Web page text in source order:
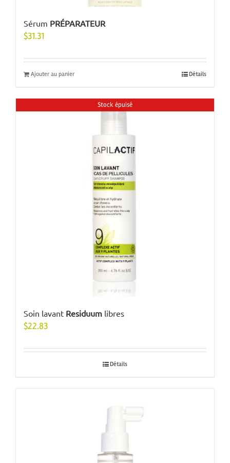
Sérum PRÉPARATEUR
$31.31
Ajouter au panier Détails
Stock épuisé
Soin lavant Residuum libres
$22.83
Détails